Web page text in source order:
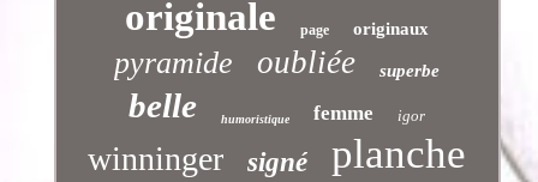
originale page originaux
pyramide oubliée superbe
belle humoristique femme igor
winninger signé planche